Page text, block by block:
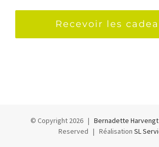
Recevoir les
© Copyright 2026 | Bernadette Harvengt
Reserved | Réalisation SL